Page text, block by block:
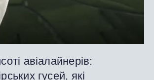
авіалайнерів:
гусей, які